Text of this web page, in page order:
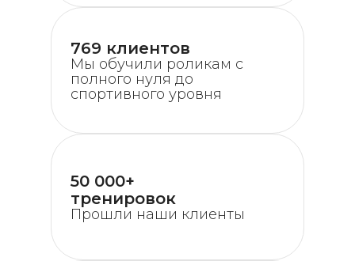
769 клиентов
Мы обучили роликам с
полного нуля до
спортивного уровня
50 000+
тренировок
Прошли наши клиенты